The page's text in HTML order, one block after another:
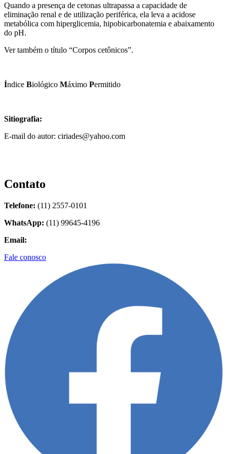
Quando a presença de cetonas ultrapassa a capacidade de
eliminação renal e de utilização periférica, ela leva a acidose
metabólica com hiperglicemia, hipobicarbonatemia e abaixamento
do pH.
Ver também o título “Corpos cetônicos”.
Índice Biológico Máximo Permitido
Sitiografia:
E-mail do autor: ciriades@yahoo.com
Contato
Telefone: (11) 2557-0101
WhatsApp: (11) 99645-4196
Email:
Fale conosco